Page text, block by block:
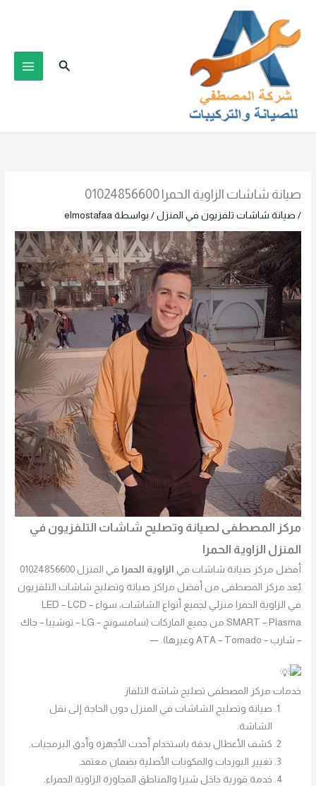
المحتوى
البحث
صيانة شاشات الزاوية الحمرا 01024856600
/ صيانة شاشات تلفزيون في المنزل / بواسطة elmostafaa
مركز المصطفى لصيانة وتصليح شاشات التلفزيون في
المنزل الزاوية الحمرا
أفضل مركز صيانة شاشات في الزاوية الحمرا
في المنزل 01024856600
يُعد مركز المصطفى من أفضل مراكز صيانة وتصليح شاشات التلفزيون
في الزاوية الحمرا منزلي لجميع أنواع الشاشات، سواء LED – LCD –
SMART – Plasma من جميع الماركات (سامسونج – LG – توشيبا – جاك
– شارب – ATA – Tornado وغيرها). —
خدمات مركز المصطفى تصليح شاشة التلفاز
صيانة وتصليح الشاشات في المنزل دون الحاجة إلى نقل
الشاشة.
كشف الأعطال بدقة باستخدام أحدث الأجهزة وأدق البرمجيات.
تغيير البوردات والمكونات الأصلية بضمان معتمد.
خدمة فورية داخل شبرا والمناطق المجاورة الزاوية الحمراء.